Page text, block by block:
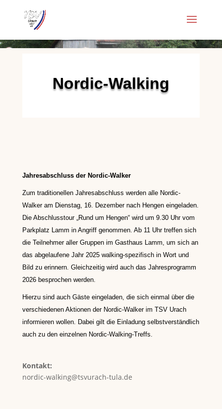
Nordic-Walking
Jahresabschluss der Nordic-Walker
Zum traditionellen Jahresabschluss werden alle Nordic-
Walker am Dienstag, 16. Dezember nach Hengen eingeladen.
Die Abschlusstour „Rund um Hengen“ wird um 9.30 Uhr vom
Parkplatz Lamm in Angriff genommen. Ab 11 Uhr treffen sich
die Teilnehmer aller Gruppen im Gasthaus Lamm, um sich an
das abgelaufene Jahr 2025 walking-spezifisch in Wort und
Bild zu erinnern. Gleichzeitig wird auch das Jahresprogramm
2026 besprochen werden.
Hierzu sind auch Gäste eingeladen, die sich einmal über die
verschiedenen Aktionen der Nordic-Walker im TSV Urach
informieren wollen. Dabei gilt die Einladung selbstverständlich
auch zu den einzelnen Nordic-Walking-Treffs.
Kontakt:
nordic-walking@tsvurach-tula.de